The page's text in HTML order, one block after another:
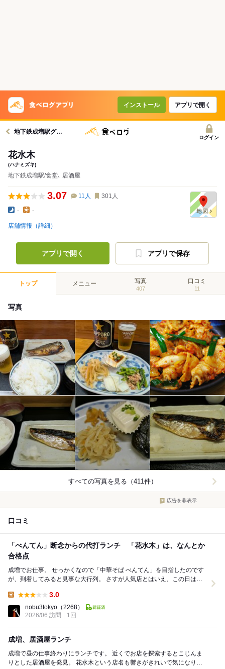
インストール アプリで開く
地下鉄成増駅グルメへ
ログイン
花水木
(ハナミズキ)
地下鉄成増駅/食堂､ 居酒屋
3.07 11 人 301 人
- -
店舗情報（詳細）
アプリで開く アプリで保存
トップ メニュー 写真
407
口コミ
11
写真
すべての写真を見る（411件）
広告を非表示
口コミ
「べんてん」断念からの代打ランチ 「花水木」は、なんとか
合格点
成増でお仕事。 せっかくなので「中華そば べんてん」を目指したのです
が、到着してみると見事な大行列。 さすが人気店とはいえ、この日は時
3.0
nobu3tokyo （2268）
2026/06 訪問
1回
成増、居酒屋ランチ
成増で昼の仕事終わりにランチです。 近くでお店を探索するとこじんま
りとした居酒屋を発見。 花水木という店名も響きがきれいで気になり入